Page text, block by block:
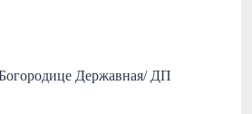
Державная/ ДП